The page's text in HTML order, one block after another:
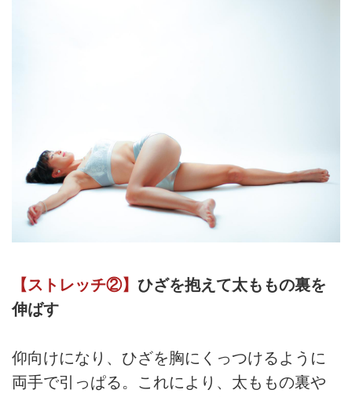
【ストレッチ②】 ひざを抱えて太ももの裏を
伸ばす
仰向けになり、ひざを胸にくっつけるように
両手で引っぱる。これにより、太ももの裏や